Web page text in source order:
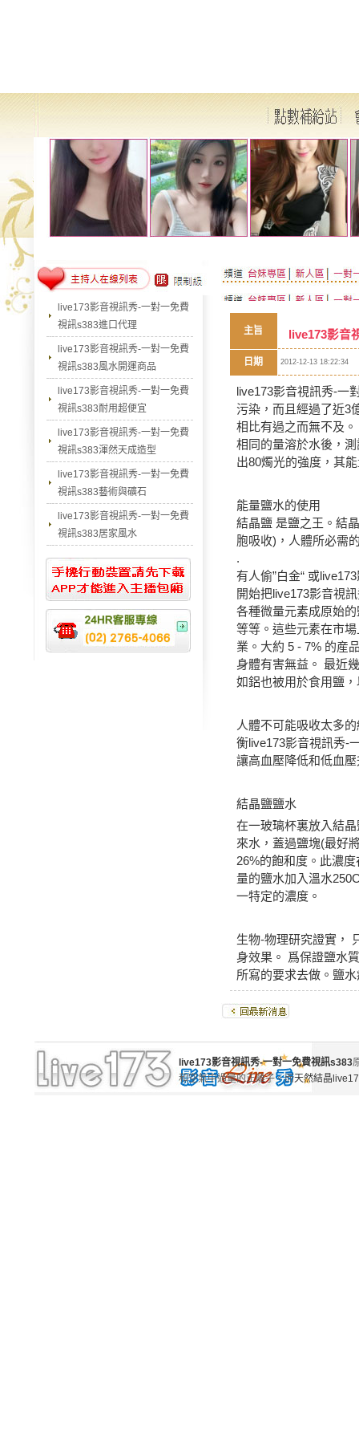
live173影音視訊秀-一對一免費
視訊s383進口代理
live173影音視訊秀-一對一免費
視訊s383風水開運商品
live173影音視訊秀-一對一免費
視訊s383耐用超便宜
live173影音視訊秀-一對一免費
視訊s383渾然天成造型
live173影音視訊秀-一對一免費
視訊s383藝術與礦石
live173影音視訊秀-一對一免費
視訊s383居家風水
主旨 live173影音
日期 2012-12-13 18:22:34
live173影音視訊秀-一
污染，而且經過了近3
相比有過之而無不及
相同的量溶於水後，
出80燭光的強度，其
能量鹽水的使用
結晶鹽 是鹽之王。結
胞吸收)，人體所必需
.
有人偷”白金“ 或
開始把live173影音視
各種微量元素成原始
等等。這些元素在市
業。大約 5 - 7% 的産
身體有害無益。 最近
如鋁也被用於食用鹽
人體不可能吸收太多
衡live173影音視訊秀-
讓高血壓降低和低血
結晶鹽鹽水
在一玻璃杯裏放入結
來水，蓋過鹽塊(最好
26%的飽和度。此濃
量的鹽水加入溫水
一特定的濃度。
生物-物理研究證實，
身效果。 爲保證鹽水
所寫的要求去做。鹽
live173影音視訊秀-一對一免費視訊s383
和空氣中過量的正離子。而天然結晶